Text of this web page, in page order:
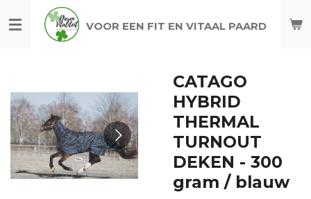
direct
VOOR EEN FIT EN VITAAL PAARD
CATAGO
HYBRID
THERMAL
TURNOUT
DEKEN - 300
gram / blauw